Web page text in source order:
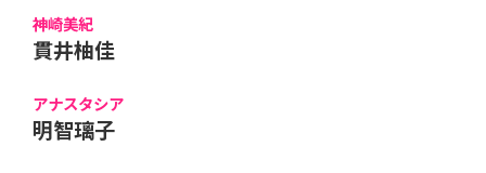
神崎美紀
貫井柚佳
アナスタシア
明智璃子